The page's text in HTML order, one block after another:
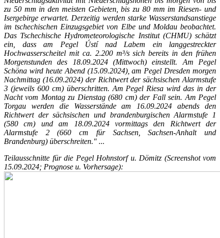
zu 50 mm in den meisten Gebieten, bis zu 80 mm im Riesen- und
Isergebirge erwartet. Derzeitig werden starke Wasserstandsanstiege
im tschechischen Einzugsgebiet von Elbe und Moldau beobachtet.
Das Tschechische Hydrometeorologische Institut (CHMU) schätzt
ein, dass am Pegel Ústí nad Labem ein langgestreckter
Hochwasserscheitel mit ca. 2.200 m³/s sich bereits in den frühen
Morgenstunden des 18.09.2024 (Mittwoch) einstellt. Am Pegel
Schöna wird heute Abend (15.09.2024), am Pegel Dresden morgen
Nachmittag (16.09.2024) der Richtwert der sächsischen Alarmstufe
3 (jeweils 600 cm) überschritten. Am Pegel Riesa wird das in der
Nacht vom Montag zu Dienstag (680 cm) der Fall sein. Am Pegel
Torgau werden die Wasserstände am 16.09.2024 abends den
Richtwert der sächsischen und brandenburgischen Alarmstufe 1
(580 cm) und am 18.09.2024 vormittags den Richtwert der
Alarmstufe 2 (660 cm für Sachsen, Sachsen-Anhalt und
Brandenburg) überschreiten." ...
Teilausschnitte für die Pegel Hohnstorf u. Dömitz (Screenshot vom
15.09.2024; Prognose u. Vorhersage):